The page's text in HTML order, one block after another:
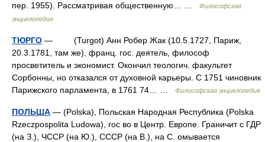
пер. 1955). Рассматривая общественную… …
Философская
энциклопедия
ТЮРГО — (Turgot) Анн Робер Жак (10.5.1727, Париж,
20.3.1781, там же), франц. гос. деятель, философ
просветитель и экономист. Окончил теологич. факультет
Сорбонны, но отказался от духовной карьеры. С 1751 чиновник
Парижского парламента, в 1761 74… …
Философская энциклопедия
ПОЛЬША — (Polska), Польская Народная Республика (Polska
Rzeczpospolita Ludowa), гос во в Центр. Европе. Граничит с ГДР
(на З.), ЧССР (на Ю.), СССР (на В.), на С. омывается